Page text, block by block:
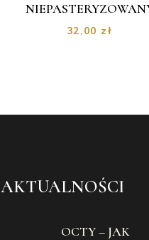
32,00 zł
AKTUALNOŚCI
OCTY – JAK